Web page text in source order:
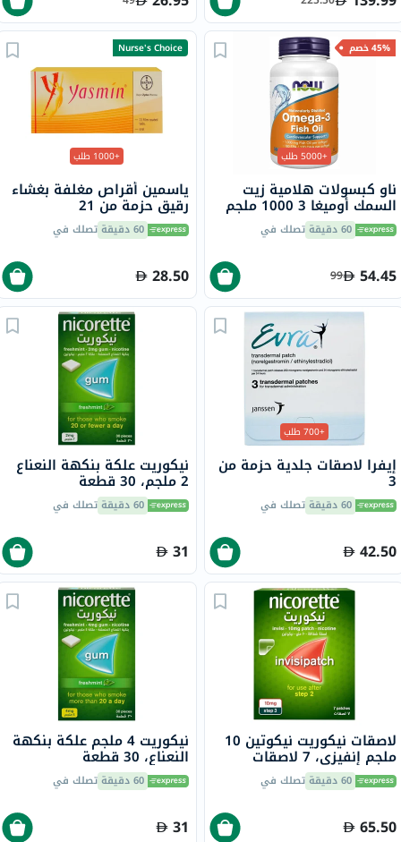
45% خصم
+5000 طلب
ناو كبسولات هلامية زيت
السمك أوميغا 3 1000 ملجم
180 EPA / 120 DHA حزمة من
100 60 دقيقة تصلك في
54.45
99
Nurse's Choice
+1000 طلب
ياسمين أقراص مغلفة بغشاء
رقيق حزمة من 21
60 دقيقة تصلك في
28.50
+700 طلب
إيفرا لاصقات جلدية حزمة من
3
60 دقيقة تصلك في
42.50
نيكوريت علكة بنكهة النعناع
2 ملجم، 30 قطعة
60 دقيقة تصلك في
31
لاصقات نيكوريت نيكوتين 10
ملجم إنفيزي، 7 لاصقات
60 دقيقة تصلك في
65.50
نيكوريت 4 ملجم علكة بنكهة
النعناع، ​​30 قطعة
60 دقيقة تصلك في
31